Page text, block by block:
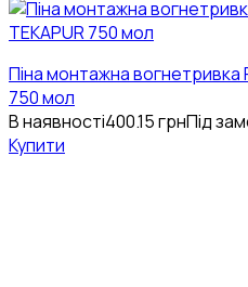
Піна монтажна вогнетривка
750 мол
В наявності400.15грнПід
Купити